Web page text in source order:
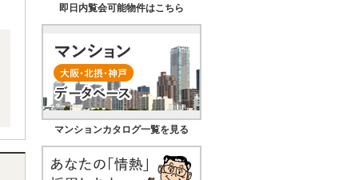
即日内覧会可能物件はこちら
マンションカタログ一覧を見る